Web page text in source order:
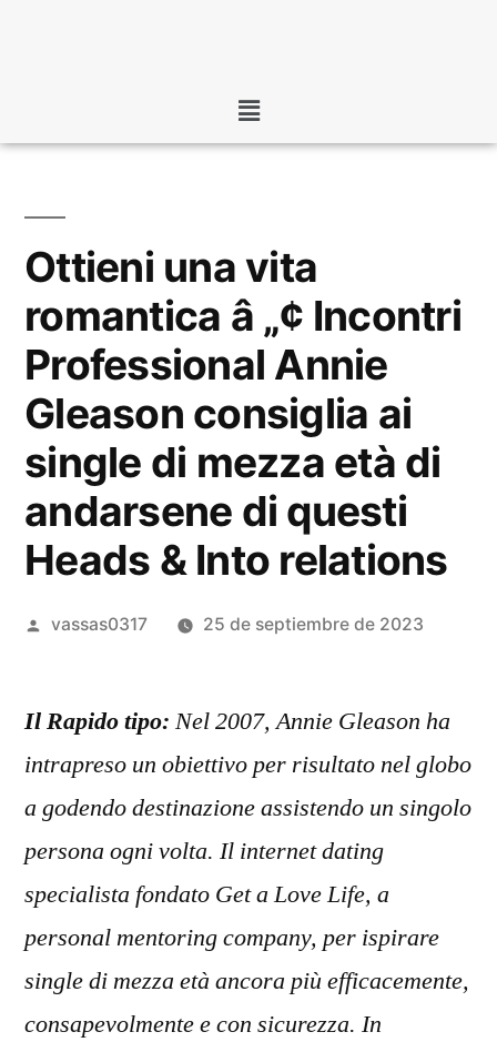
Ottieni una vita
romantica â „¢ Incontri
Professional Annie
Gleason consiglia ai
single di mezza età di
andarsene di questi
Heads & Into relations
vassas0317 25 de septiembre de 2023
Il Rapido tipo: Nel 2007, Annie Gleason ha
intrapreso un obiettivo per risultato nel globo
a godendo destinazione assistendo un singolo
persona ogni volta. Il internet dating
specialista fondato Get a Love Life, a
personal mentoring company, per ispirare
single di mezza età ancora più efficacemente,
consapevolmente e con sicurezza. In